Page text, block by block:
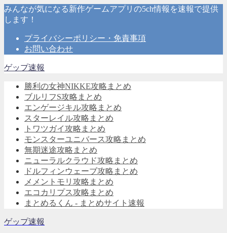
みんなが気になる新作ゲームアプリの5ch情報を速報で提供
します！
プライバシーポリシー・免責事項
お問い合わせ
ゲップ速報
勝利の女神NIKKE攻略まとめ
ブルリフS攻略まとめ
エンゲージキル攻略まとめ
スターレイル攻略まとめ
トワツガイ攻略まとめ
モンスターユニバース攻略まとめ
無期迷途攻略まとめ
ニューラルクラウド攻略まとめ
ドルフィンウェーブ攻略まとめ
メメントモリ攻略まとめ
エコカリプス攻略まとめ
まとめるくん - まとめサイト速報
ゲップ速報